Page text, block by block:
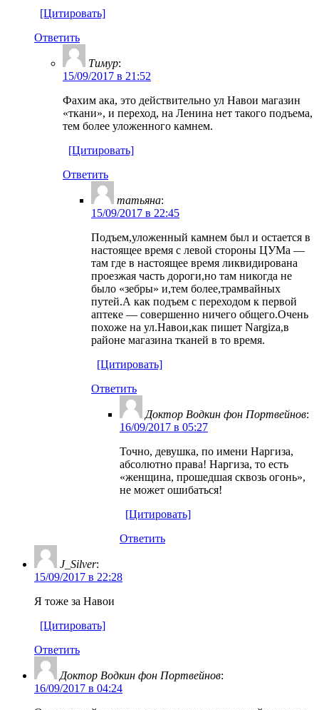
[Цитировать]
Ответить
Тимур:
15/09/2017 в 21:52
Фахим ака, это действительно ул Навои магазин
«ткани», и переход, на Ленина нет такого подъема,
тем более уложенного камнем.
[Цитировать]
Ответить
татьяна:
15/09/2017 в 22:45
Подъем,уложенный камнем был и остается в
настоящее время с левой стороны ЦУМа —
там где в настоящее время ликвидирована
проезжая часть дороги,но там никогда не
было «зебры» и,тем более,трамвайных
путей.А как подъем с переходом к первой
аптеке — совершенно ничего общего.Очень
похоже на ул.Навои,как пишет Nargiza,в
районе магазина тканей в то время.
[Цитировать]
Ответить
Доктор Водкин фон Портвейнов:
16/09/2017 в 05:27
Точно, девушка, по имени Наргиза,
абсолютно права! Наргиза, то есть
«женщина, прошедшая сквозь огонь»,
не может ошибаться!
[Цитировать]
Ответить
J_Silver:
15/09/2017 в 22:28
Я тоже за Навои
[Цитировать]
Ответить
Доктор Водкин фон Портвейнов:
16/09/2017 в 04:24